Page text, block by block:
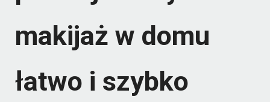
makijaż w domu
łatwo i szybko